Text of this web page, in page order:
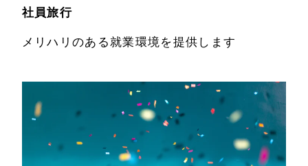
研修
社員旅行
地域貢献
ロゴに込めた思
社員旅行
メリハリのある就業環境を提供します